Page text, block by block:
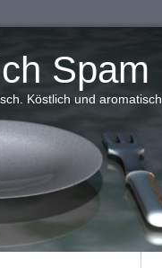
Spam
Köstlich und aromatisch.